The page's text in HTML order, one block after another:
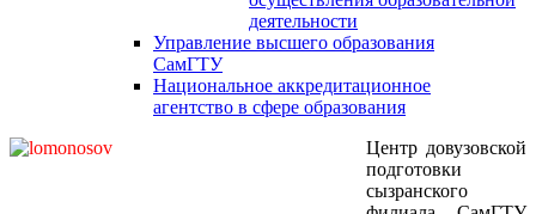
деятельности
Управление высшего образования
СамГТУ
Национальное аккредитационное
агентство в сфере образования
Центр довузовской
подготовки
сызранского